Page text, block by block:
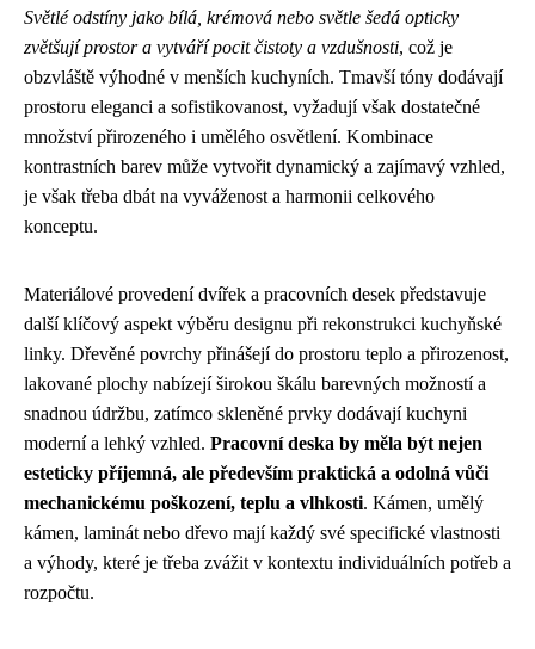
Světlé odstíny jako bílá, krémová nebo světle šedá opticky
zvětšují prostor a vytváří pocit čistoty a vzdušnosti, což je
obzvláště výhodné v menších kuchyních. Tmavší tóny dodávají
prostoru eleganci a sofistikovanost, vyžadují však dostatečné
množství přirozeného i umělého osvětlení. Kombinace
kontrastních barev může vytvořit dynamický a zajímavý vzhled,
je však třeba dbát na vyváženost a harmonii celkového
konceptu.
Materiálové provedení dvířek a pracovních desek představuje
další klíčový aspekt výběru designu při rekonstrukci kuchyňské
linky. Dřevěné povrchy přinášejí do prostoru teplo a přirozenost,
lakované plochy nabízejí širokou škálu barevných možností a
snadnou údržbu, zatímco skleněné prvky dodávají kuchyni
moderní a lehký vzhled. Pracovní deska by měla být nejen
esteticky příjemná, ale především praktická a odolná vůči
mechanickému poškození, teplu a vlhkosti. Kámen, umělý
kámen, laminát nebo dřevo mají každý své specifické vlastnosti
a výhody, které je třeba zvážit v kontextu individuálních potřeb a
rozpočtu.